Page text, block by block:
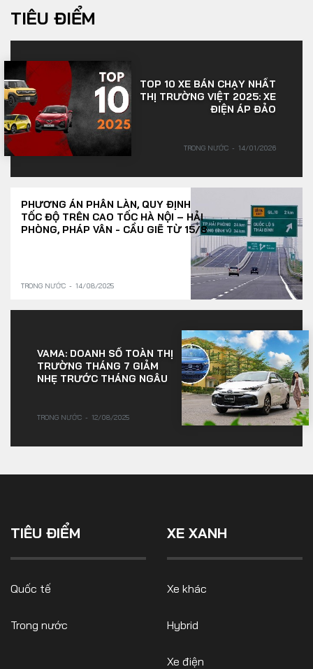
TIÊU ĐIỂM
TOP 10 XE BÁN CHẠY NHẤT
THỊ TRƯỜNG VIỆT 2025: XE
ĐIỆN ÁP ĐẢO
TRONG NƯỚC 14/01/2026
PHƯƠNG ÁN PHÂN LÀN, QUY ĐỊNH
TỐC ĐỘ TRÊN CAO TỐC HÀ NỘI – HẢI
PHÒNG, PHÁP VÂN - CẦU GIẼ TỪ 15/8
TRONG NƯỚC 14/08/2025
VAMA: DOANH SỐ TOÀN THỊ
TRƯỜNG THÁNG 7 GIẢM
NHẸ TRƯỚC THÁNG NGÂU
TRONG NƯỚC 12/08/2025
TIÊU ĐIỂM
Quốc tế
Trong nước
XE XANH
Xe khác
Hybrid
Xe điện